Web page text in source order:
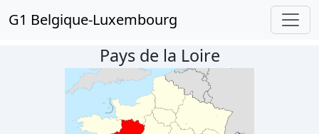
G1 Belgique-Luxembourg
Pays de la Loire